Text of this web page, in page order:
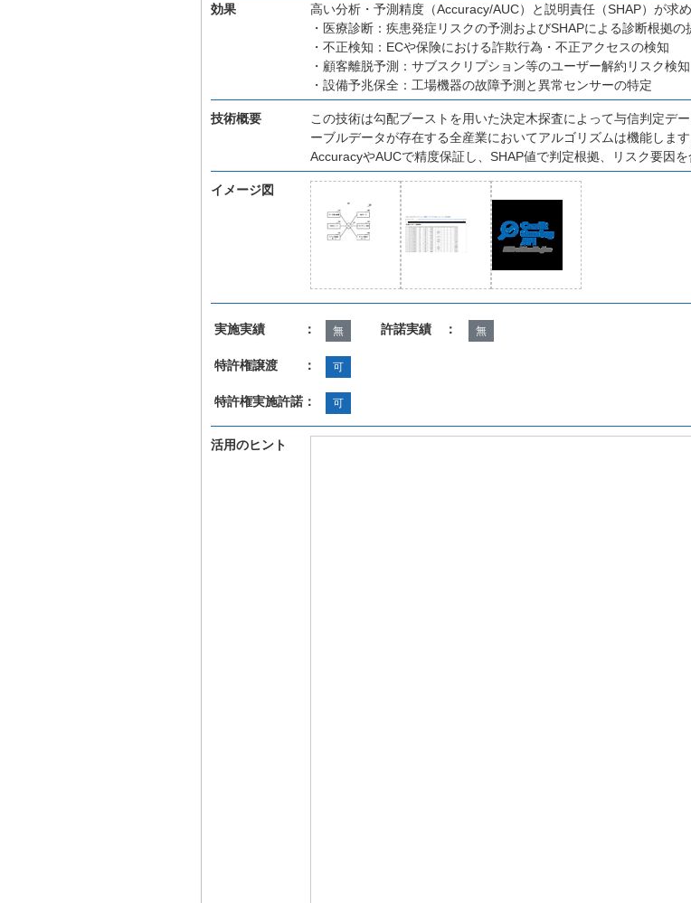
効果
高い分析・予測精度（Accuracy/AUC）と説明責任（SHAP）が求
・医療診断：疾患発症リスクの予測およびSHAPによる診断根拠の
・不正検知：ECや保険における詐欺行為・不正アクセスの検知
・顧客離脱予測：サブスクリプション等のユーザー解約リスク検
・設備予兆保全：工場機器の故障予測と異常センサーの特定
技術概要
この技術は勾配ブーストを用いた決定木探査によって与信判定デ
ーブルデータが存在する全産業においてアルゴリズムは機能します
AccuracyやAUCで精度保証し、SHAP値で判定根拠、リスク要因を
イメージ図
実施実績 ： 無 許諾実績 ： 無
特許権譲渡 ： 可
特許権実施許諾： 可
活用のヒント